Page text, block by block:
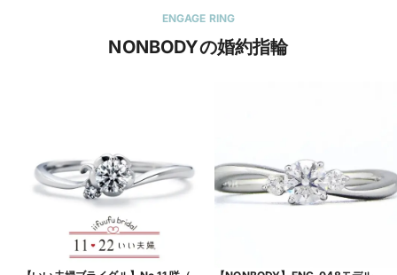
ENGAGE RING
NONBODYの婚約指輪